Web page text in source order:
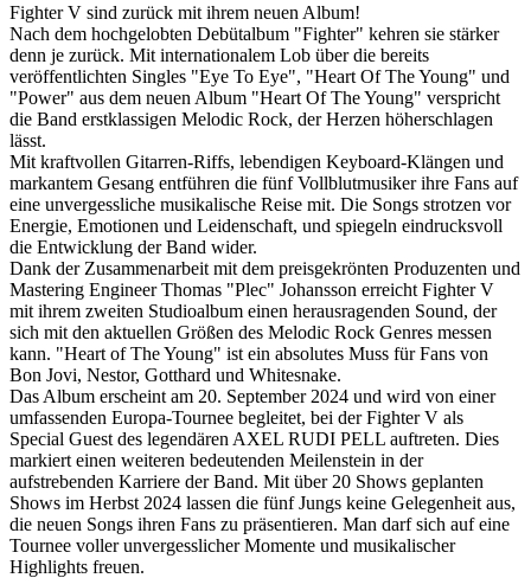
Fighter V sind zurück mit ihrem neuen Album!
Nach dem hochgelobten Debütalbum "Fighter" kehren sie stärker
denn je zurück. Mit internationalem Lob über die bereits
veröffentlichten Singles "Eye To Eye", "Heart Of The Young" und
"Power" aus dem neuen Album "Heart Of The Young" verspricht
die Band erstklassigen Melodic Rock, der Herzen höherschlagen
lässt.
Mit kraftvollen Gitarren-Riffs, lebendigen Keyboard-Klängen und
markantem Gesang entführen die fünf Vollblutmusiker ihre Fans auf
eine unvergessliche musikalische Reise mit. Die Songs strotzen vor
Energie, Emotionen und Leidenschaft, und spiegeln eindrucksvoll
die Entwicklung der Band wider.
Dank der Zusammenarbeit mit dem preisgekrönten Produzenten und
Mastering Engineer Thomas "Plec" Johansson erreicht Fighter V
mit ihrem zweiten Studioalbum einen herausragenden Sound, der
sich mit den aktuellen Größen des Melodic Rock Genres messen
kann. "Heart of The Young" ist ein absolutes Muss für Fans von
Bon Jovi, Nestor, Gotthard und Whitesnake.
Das Album erscheint am 20. September 2024 und wird von einer
umfassenden Europa-Tournee begleitet, bei der Fighter V als
Special Guest des legendären AXEL RUDI PELL auftreten. Dies
markiert einen weiteren bedeutenden Meilenstein in der
aufstrebenden Karriere der Band. Mit über 20 Shows geplanten
Shows im Herbst 2024 lassen die fünf Jungs keine Gelegenheit aus,
die neuen Songs ihren Fans zu präsentieren. Man darf sich auf eine
Tournee voller unvergesslicher Momente und musikalischer
Highlights freuen.